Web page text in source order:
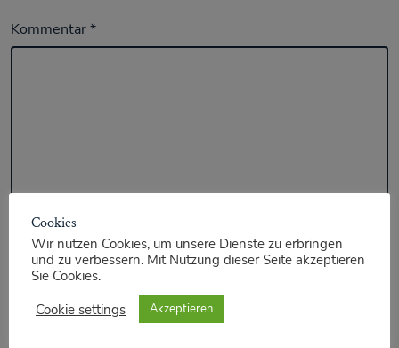
Kommentar*
Cookies
Wir nutzen Cookies, um unsere Dienste zu erbringen
und zu verbessern. Mit Nutzung dieser Seite akzeptieren
Sie Cookies.
Cookie settings
Akzeptieren